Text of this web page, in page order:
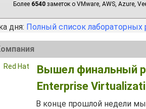
Более 6540 заметок о VMware, AWS, Azure,
дня: Полный список лабораторных
Red Hat
Вышел финальный
Enterprise
В конце прошлой недели